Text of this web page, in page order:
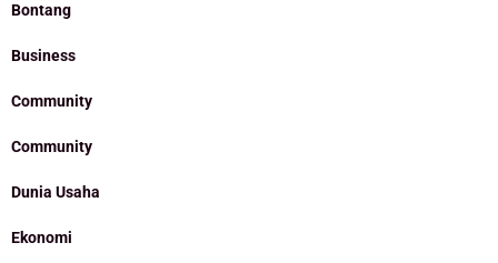
Bontang
Business
Community
Community
Dunia Usaha
Ekonomi